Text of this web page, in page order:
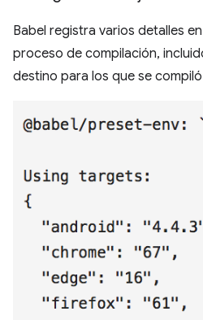
Babel registra varios detalles
proceso de compilación,
destino para los que se